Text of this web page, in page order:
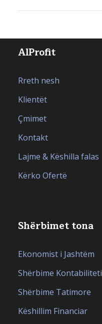
AlProfit
Rreth nesh
Klientët
Çmimet
Kontakt
Lajme & Këshilla falas
Kërko Ofertë
Shërbimet tona
Ekonomist i Jashtëm
Shërbime Kontabiliteti
Shërbime Tatimore
Këshillim Financiar